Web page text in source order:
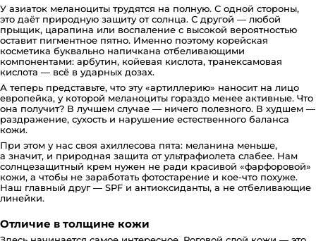
У азиаток меланоциты трудятся на полную. С одной стороны,
это даёт природную защиту от солнца. С другой — любой
прыщик, царапина или воспаление с высокой вероятностью
оставит пигментное пятно. Именно поэтому корейская
косметика буквально напичкана отбеливающими
компонентами: арбутин, койевая кислота, транексамовая
кислота — всё в ударных дозах.
А теперь представьте, что эту «артиллерию» наносит на лицо
европейка, у которой меланоциты гораздо менее активные. Что
она получит? В лучшем случае — ничего полезного. В худшем —
раздражение, сухость и нарушение естественного баланса
кожи.
При этом у нас своя ахиллесова пята: меланина меньше,
а значит, и природная защита от ультрафиолета слабее. Нам
солнцезащитный крем нужен не ради красивой «фарфоровой»
кожи, а чтобы не заработать фотостарение и кое-что похуже.
Наш главный друг — SPF и антиоксиданты, а не отбеливающие
линейки.
Отличие в толщине кожи